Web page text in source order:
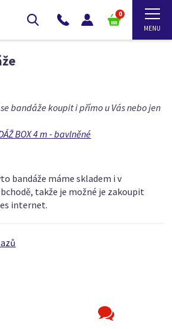
0
bandáže koupit i přímo u Vás nebo jen
BOX 4 m - bavlněné
bandáže máme skladem i v
takže je možné je zakoupit
internet.